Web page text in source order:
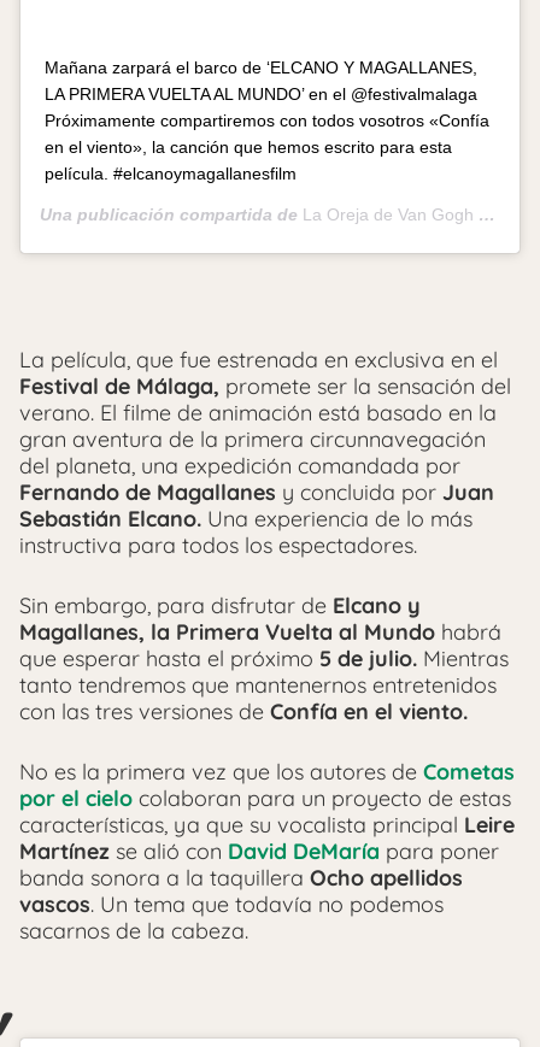
Mañana zarpará el barco de ‘ELCANO Y MAGALLANES,
LA PRIMERA VUELTA AL MUNDO’ en el @festivalmalaga
Próximamente compartiremos con todos vosotros «Confía
en el viento», la canción que hemos escrito para esta
película. #elcanoymagallanesfilm
Una publicación compartida de La Oreja de Van Gogh – Oficial
La película, que fue estrenada en exclusiva en el
Festival de Málaga, promete ser la sensación del
verano. El filme de animación está basado en la
gran aventura de la primera circunnavegación
del planeta, una expedición comandada por
Fernando de Magallanes y concluida por Juan
Sebastián Elcano. Una experiencia de lo más
instructiva para todos los espectadores.
Sin embargo, para disfrutar de Elcano y
Magallanes, la Primera Vuelta al Mundo habrá
que esperar hasta el próximo 5 de julio. Mientras
tanto tendremos que mantenernos entretenidos
con las tres versiones de Confía en el viento.
No es la primera vez que los autores de Cometas
por el cielo colaboran para un proyecto de estas
características, ya que su vocalista principal Leire
Martínez se alió con David DeMaría para poner
banda sonora a la taquillera Ocho apellidos
vascos. Un tema que todavía no podemos
sacarnos de la cabeza.